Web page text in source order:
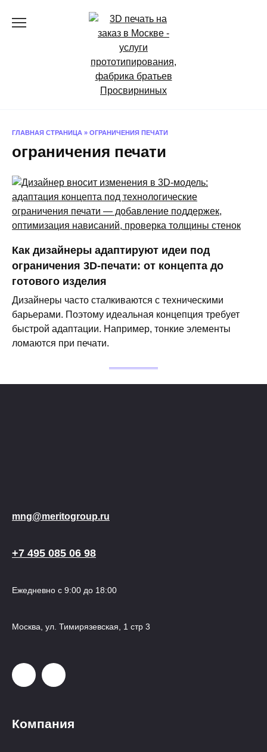
ГЛАВНАЯ СТРАНИЦА » ОГРАНИЧЕНИЯ ПЕЧАТИ
ограничения печати
Как дизайнеры адаптируют идеи под
ограничения 3D-печати: от концепта до
готового изделия
Дизайнеры часто сталкиваются с техническими
барьерами. Поэтому идеальная концепция требует
быстрой адаптации. Например, тонкие элементы
ломаются при печати.
mng@meritogroup.ru
+7 495 085 06 98
Ежедневно с 9:00 до 18:00
Москва, ул. Тимирязевская, 1 стр 3
Компания